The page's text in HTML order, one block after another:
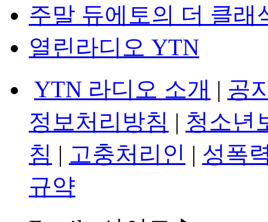
주말 듀에토의 더 클래
열린라디오 YTN
YTN 라디오 소개 | 공
정보처리방침 | 청소년
침 | 고충처리인 | 성폭
규약